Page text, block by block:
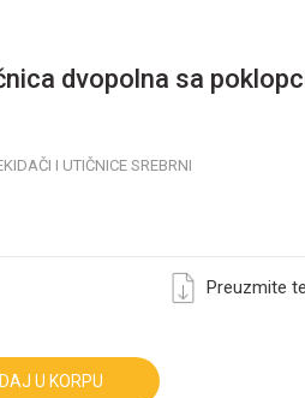
dvopolna sa
I UTIČNICE SREBRNI
Preuzmite
U KORPU